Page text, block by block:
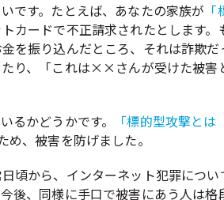
です。たとえば、あなたの家族が
カードで不正請求されたとします
を振り込んだところ、それは詐欺
り、「これは××さんが受けた被害
るかどうかです。
「標的型攻撃とは
、被害を防げました。
頃から、インターネット犯罪につ
、同様に手口で被害にあう人は格